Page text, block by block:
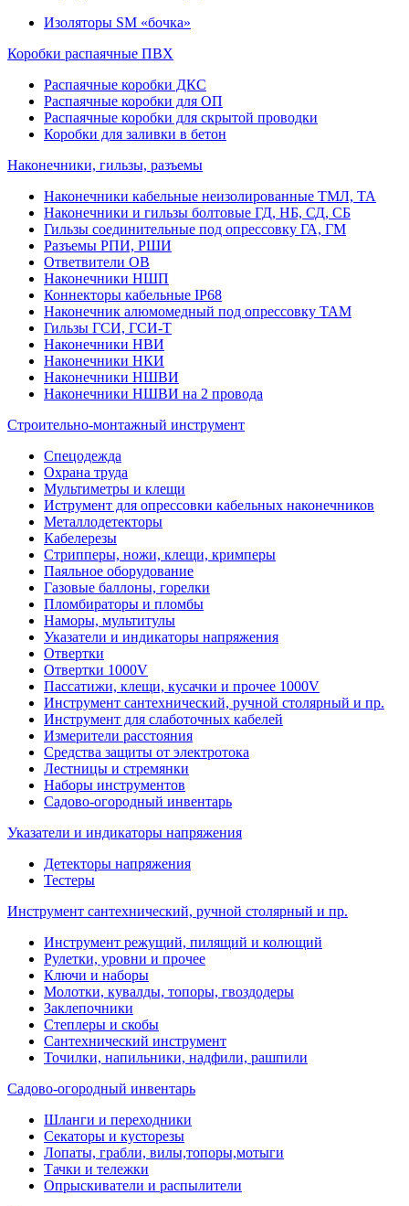
Изоляторы SM «бочка»
Коробки распаячные ПВХ
Распаячные коробки ДКС
Распаячные коробки для ОП
Распаячные коробки для скрытой проводки
Коробки для заливки в бетон
Наконечники, гильзы, разъемы
Наконечники кабельные неизолированные ТМЛ, ТА
Наконечники и гильзы болтовые ГД, НБ, СД, СБ
Гильзы соединительные под опрессовку ГА, ГМ
Разъемы РПИ, РШИ
Ответвители ОВ
Наконечники НШП
Коннекторы кабельные IP68
Наконечник алюмомедный под опрессовку ТАМ
Гильзы ГСИ, ГСИ-Т
Наконечники НВИ
Наконечники НКИ
Наконечники НШВИ
Наконечники НШВИ на 2 провода
Строительно-монтажный инструмент
Спецодежда
Охрана труда
Мультиметры и клещи
Иструмент для опрессовки кабельных наконечников
Металлодетекторы
Кабелерезы
Стрипперы, ножи, клещи, кримперы
Паяльное оборудование
Газовые баллоны, горелки
Пломбираторы и пломбы
Наморы, мультитулы
Указатели и индикаторы напряжения
Отвертки
Отвертки 1000V
Пассатижи, клещи, кусачки и прочее 1000V
Инструмент сантехнический, ручной столярный и пр.
Инструмент для слаботочных кабелей
Измерители расстояния
Средства защиты от электротока
Лестницы и стремянки
Наборы инструментов
Садово-огородный инвентарь
Указатели и индикаторы напряжения
Детекторы напряжения
Тестеры
Инструмент сантехнический, ручной столярный и пр.
Инструмент режущий, пилящий и колющий
Рулетки, уровни и прочее
Ключи и наборы
Молотки, кувалды, топоры, гвоздодеры
Заклепочники
Степлеры и скобы
Сантехнический инструмент
Точилки, напильники, надфили, рашпили
Садово-огородный инвентарь
Шланги и переходники
Секаторы и кусторезы
Лопаты, грабли, вилы,топоры,мотыги
Тачки и тележки
Опрыскиватели и распылители